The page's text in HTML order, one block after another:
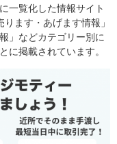
一覧化した情報サイト
ます・あげます情報」
」などカテゴリー別に
に掲載されています。